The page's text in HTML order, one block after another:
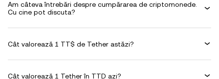
Am câteva întrebări despre cumpărarea de criptomonede.
Cu cine pot discuta?
Cât valorează 1 TT$ de Tether astăzi?
Cât valorează 1 Tether în TTD azi?